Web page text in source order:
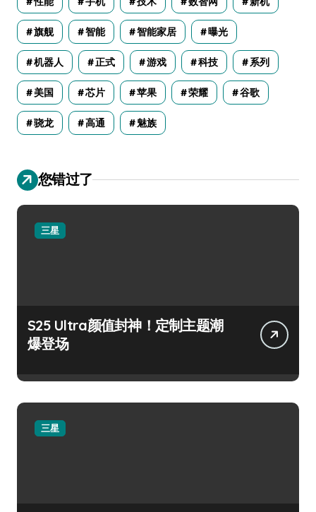
旗舰 智能 智能家居 曝光
机器人 正式 游戏 科技 系列
美国 芯片 苹果 荣耀 谷歌
骁龙 高通 魅族
您错过了
三星
S25 Ultra颜值封神！定制主题潮
爆登场
三星